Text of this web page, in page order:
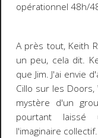
opérationnel 48h/
A près tout, Keith
un peu, cela dit.
que Jim. J'ai envie
Cillo sur les Doors,
mystère d'un
pourtant laissé
l'imaginaire collectif.